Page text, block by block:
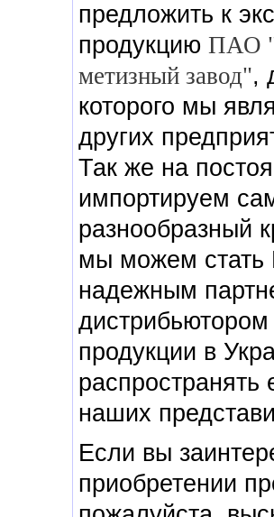
предложить к
продукциюПАО
метизный завод",
которого мы
других
Так же на
импортируем
разнообразный
мы можем
надежным
продукции в
распространять
наших
Если вы
приобретении